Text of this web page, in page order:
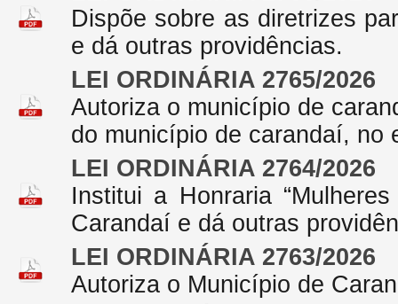
Dispõe sobre as diretrizes
e dá outras providências.
LEI ORDINÁRIA 2765/2026
Autoriza o município de
do município de carandaí, no
LEI ORDINÁRIA 2764/2026
Institui a Honraria
Carandaí e dá outras
LEI ORDINÁRIA 2763/2026
Autoriza o Município de